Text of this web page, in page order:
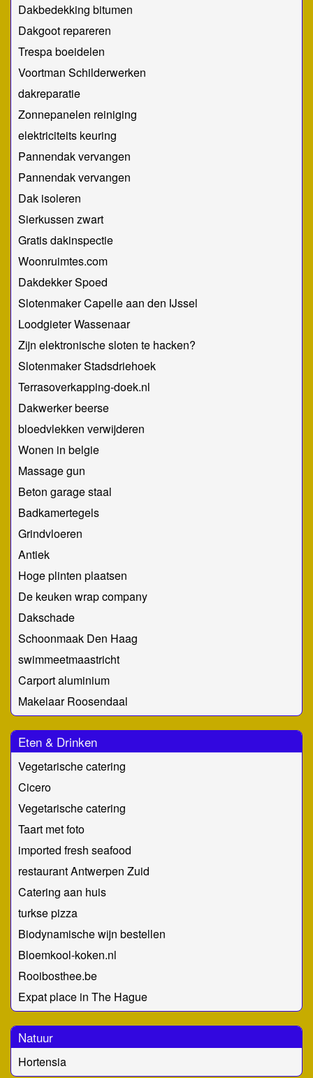
Dakbedekking bitumen
Dakgoot repareren
Trespa boeidelen
Voortman Schilderwerken
dakreparatie
Zonnepanelen reiniging
elektriciteits keuring
Pannendak vervangen
Pannendak vervangen
Dak isoleren
Sierkussen zwart
Gratis dakinspectie
Woonruimtes.com
Dakdekker Spoed
Slotenmaker Capelle aan den IJssel
Loodgieter Wassenaar
Zijn elektronische sloten te hacken?
Slotenmaker Stadsdriehoek
Terrasoverkapping-doek.nl
Dakwerker beerse
bloedvlekken verwijderen
Wonen in belgie
Massage gun
Beton garage staal
Badkamertegels
Grindvloeren
Antiek
Hoge plinten plaatsen
De keuken wrap company
Dakschade
Schoonmaak Den Haag
swimmeetmaastricht
Carport aluminium
Makelaar Roosendaal
Eten & Drinken
Vegetarische catering
Cicero
Vegetarische catering
Taart met foto
imported fresh seafood
restaurant Antwerpen Zuid
Catering aan huis
turkse pizza
Biodynamische wijn bestellen
Bloemkool-koken.nl
Rooibosthee.be
Expat place in The Hague
Natuur
Hortensia